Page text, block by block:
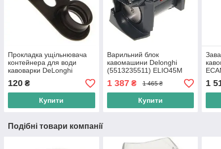
Прокладка ущільнювача
контейнера для води
кавоварки DeLonghi
120 ₴
Купити
Варильний блок
кавомашини Delonghi
(5513235511) ELIO45M
ESAM3300
1 387₴ 1 465 ₴
Купити
1
Подібні товари компанії